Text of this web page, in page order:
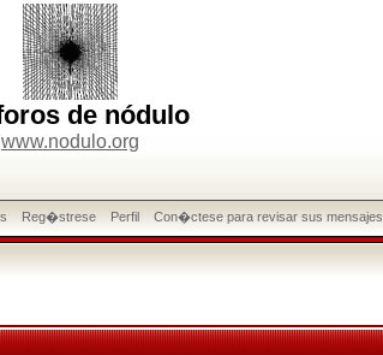
de nódulo
www.nodulo.org
Reg�strese Perfil Con�ctese para revisar sus mensajes